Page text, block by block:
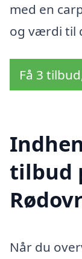
med en
og værdi til
Få 3
tilbud
Når du